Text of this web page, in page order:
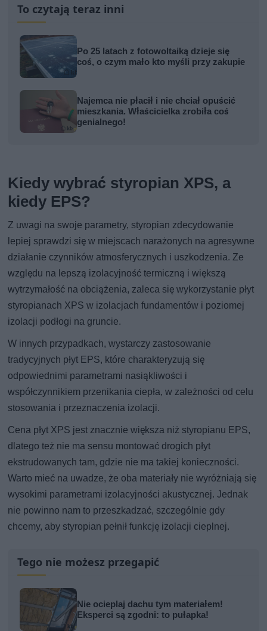
To czytają teraz inni
Po 25 latach z fotowoltaiką dzieje się
coś, o czym mało kto myśli przy zakupie
Najemca nie płacił i nie chciał opuścić
mieszkania. Właścicielka zrobiła coś
genialnego!
Kiedy wybrać styropian XPS, a
kiedy EPS?
Z uwagi na swoje parametry, styropian zdecydowanie
lepiej sprawdzi się w miejscach narażonych na agresywne
działanie czynników atmosferycznych i uszkodzenia. Ze
względu na lepszą izolacyjność termiczną i większą
wytrzymałość na obciążenia, zaleca się wykorzystanie płyt
styropianach XPS w izolacjach fundamentów i poziomej
izolacji podłogi na gruncie.
W innych przypadkach, wystarczy zastosowanie
tradycyjnych płyt EPS, które charakteryzują się
odpowiednimi parametrami nasiąkliwości i
współczynnikiem przenikania ciepła, w zależności od celu
stosowania i przeznaczenia izolacji.
Cena płyt XPS jest znacznie większa niż styropianu EPS,
dlatego też nie ma sensu montować drogich płyt
ekstrudowanych tam, gdzie nie ma takiej konieczności.
Warto mieć na uwadze, że oba materiały nie wyróżniają się
wysokimi parametrami izolacyjności akustycznej. Jednak
nie powinno nam to przeszkadzać, szczególnie gdy
chcemy, aby styropian pełnił funkcję izolacji cieplnej.
Tego nie możesz przegapić
Nie ocieplaj dachu tym materiałem!
Eksperci są zgodni: to pułapka!